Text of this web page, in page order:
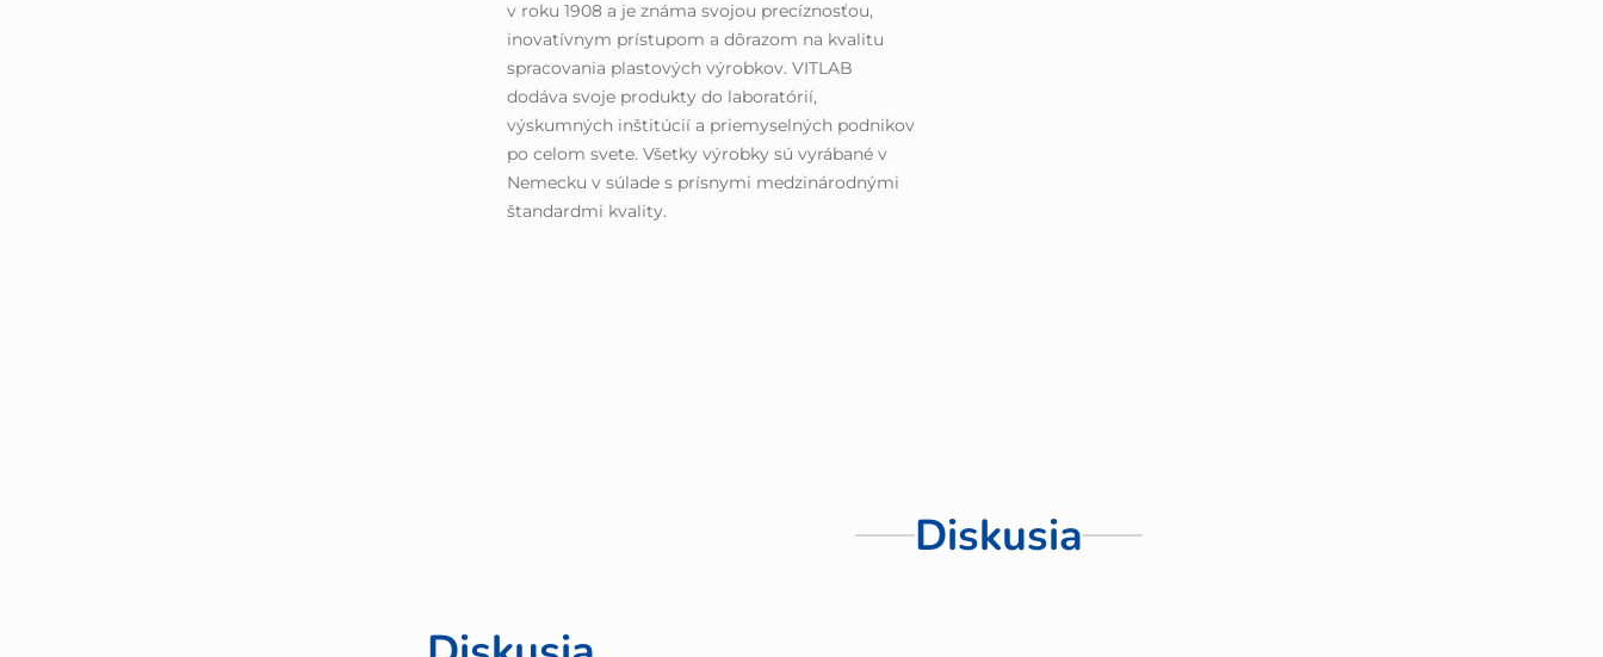
v roku 1908 a je známa svojou precíznosťou,
inovatívnym prístupom a dôrazom na kvalitu
spracovania plastových výrobkov. VITLAB
dodáva svoje produkty do laboratórií,
výskumných inštitúcií a priemyselných podnikov
po celom svete. Všetky výrobky sú vyrábané v
Nemecku v súlade s prísnymi medzinárodnými
štandardmi kvality.
Diskusia